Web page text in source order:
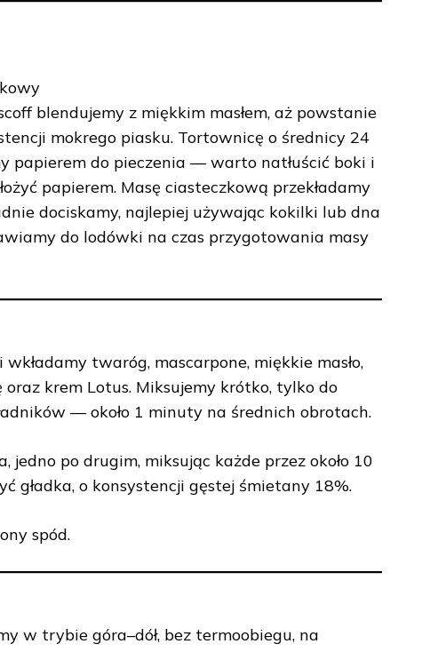
blendujemy z miękkim masłem, aż powstanie
mokrego piasku. Tortownicę o średnicy 24
papierem do pieczenia — warto natłuścić boki i
papierem. Masę ciasteczkową przekładamy
dociskamy, najlepiej używając kokilki lub dna
do lodówki na czas przygotowania masy
wkładamy twaróg, mascarpone, miękkie masło,
oraz krem Lotus. Miksujemy krótko, tylko do
— około 1 minuty na średnich obrotach.
jedno po drugim, miksując każde przez około 10
gładka, o konsystencji gęstej śmietany 18%.
spód.
w trybie góra–dół, bez termoobiegu, na